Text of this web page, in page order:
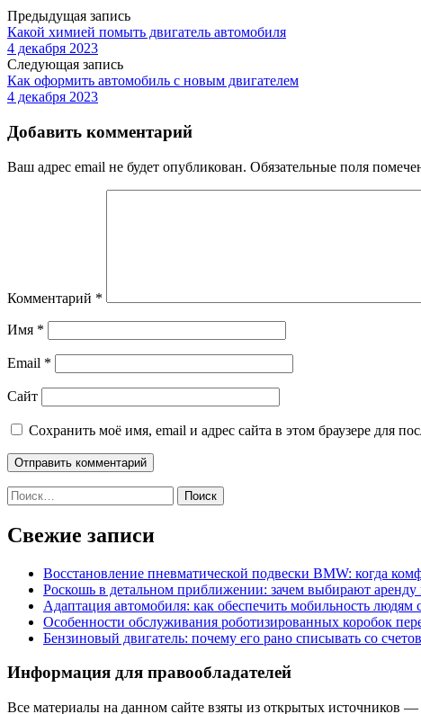
Предыдущая запись
Какой химией помыть двигатель автомобиля
4 декабря 2023
Следующая запись
Как оформить автомобиль с новым двигателем
4 декабря 2023
Добавить комментарий
Ваш адрес email не будет опубликован. Обязательные поля
Комментарий *
Имя *
Email *
Сайт
Сохранить моё имя, email и адрес сайта в этом браузере для
Найти:
Свежие записи
Восстановление пневматической подвески BMW: когда
Роскошь в детальном приближении: зачем выбирают
Адаптация автомобиля: как обеспечить мобильность
Особенности обслуживания роботизированных коробок
Бензиновый двигатель: почему его рано списывать со
Информация для правообладателей
Все материалы на данном сайте взяты из открытых источников